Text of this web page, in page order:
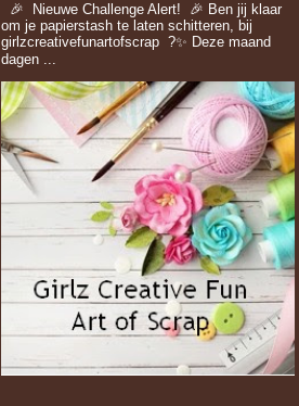
🎉 Nieuwe Challenge Alert! 🎉 Ben jij klaar
om je papierstash te laten schitteren, bij
girlzcreativefunartofscrap ?✨ Deze maand
dagen ...